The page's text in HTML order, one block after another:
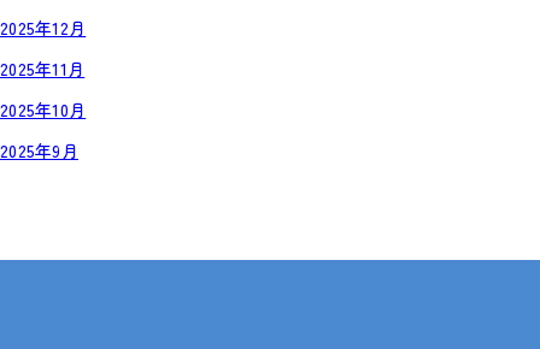
2025年12月
2025年11月
2025年10月
2025年9月